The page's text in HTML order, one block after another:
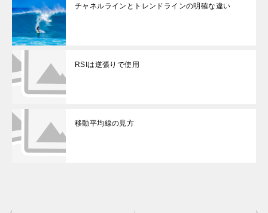
チャネルラインとトレンドラインの明確な違い
RSIは逆張りで使用
移動平均線の見方